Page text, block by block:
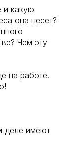
и какую
она несет?
Чем эту
на работе.
деле имеют